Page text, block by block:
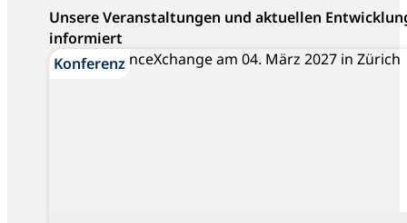
Unsere Veranstaltungen und aktuellen
informiert
Konferenz
Konferenz